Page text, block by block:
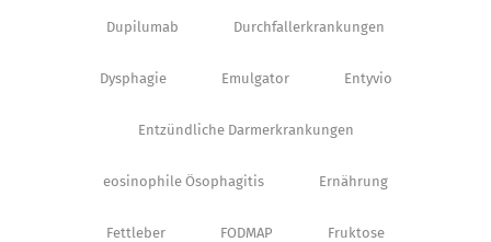
Dupilumab Durchfallerkrankungen
Dysphagie Emulgator Entyvio
Entzündliche Darmerkrankungen
eosinophile Ösophagitis Ernährung
Fettleber FODMAP Fruktose